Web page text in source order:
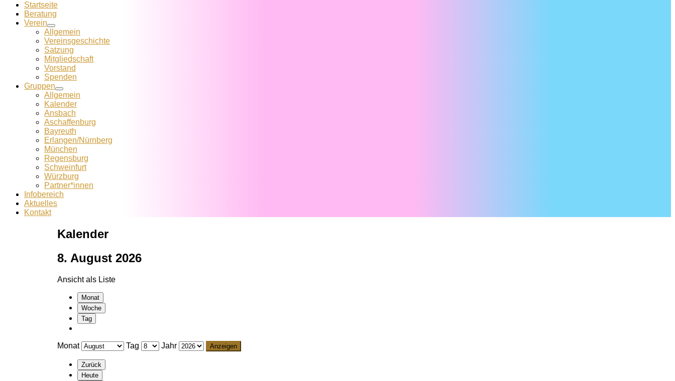
Startseite
Beratung
Verein
Allgemein
Vereins­geschichte
Satzung
Mitglied­schaft
Vorstand
Spenden
Gruppen
Allgemein
Kalender
Ansbach
Aschaffenburg
Bayreuth
Erlangen/Nürnberg
München
Regensburg
Schweinfurt
Würzburg
Partner*innen
Infobereich
Aktuelles
Kontakt
Kalender
8. August 2026
Ansicht als Liste
Monat
Woche
Tag
Monat Tag Jahr
Zurück
Heute